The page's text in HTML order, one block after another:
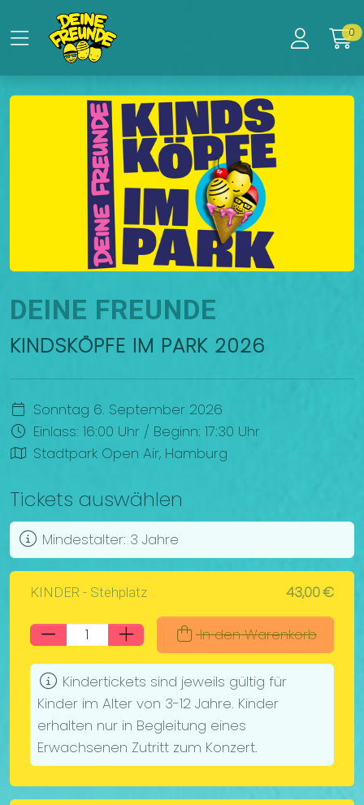
Zum Hauptinhalt springen
0
Startseite
Tickets
DEINE FREUNDE
DEINE FREUNDE
KINDSKÖPFE IM PARK 2026
Sonntag 6. September 2026
Einlass: 16:00 Uhr / Beginn: 17:30 Uhr
Stadtpark Open Air, Hamburg
Tickets auswählen
Mindestalter: 3 Jahre
KINDER - Stehplatz 43,00 €
In den Warenkorb
Kindertickets sind jeweils gültig für
Kinder im Alter von 3-12 Jahre. Kinder
erhalten nur in Begleitung eines
Erwachsenen Zutritt zum Konzert.